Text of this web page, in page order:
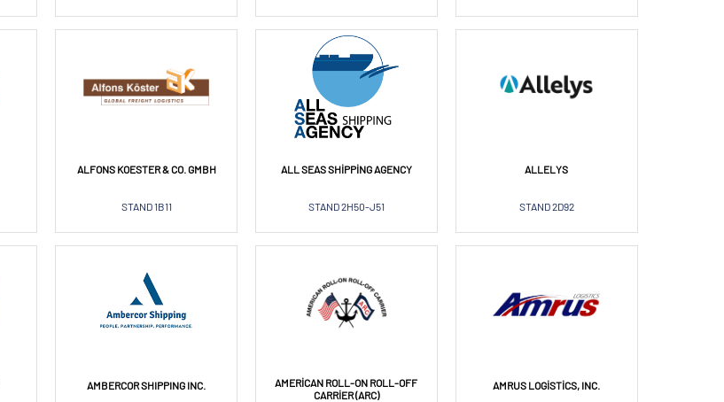
ALFONS KOESTER & CO. GMBH
STAND 1B11
ALL SEAS SHIPPING AGENCY
STAND 2H50-J51
ALLELYS
STAND 2D92
AMBERCOR SHIPPING INC.
AMERICAN ROLL-ON ROLL-OFF
CARRIER (ARC)
AMRUS LOGISTICS, INC.